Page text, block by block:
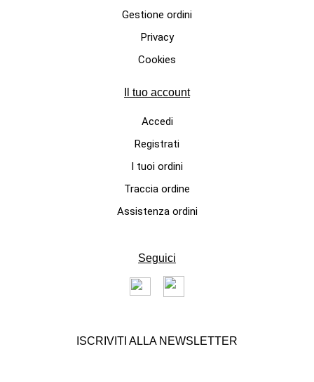
BORSE TAPPETINO DA VIAGGIO
cane in cotone e morbido
bouclè modello Strasburgo
Gestione ordini
Privacy
Cookies
Il tuo account
Accedi
Registrati
I tuoi ordini
Traccia ordine
Assistenza ordini
Seguici
ISCRIVITI ALLA NEWSLETTER